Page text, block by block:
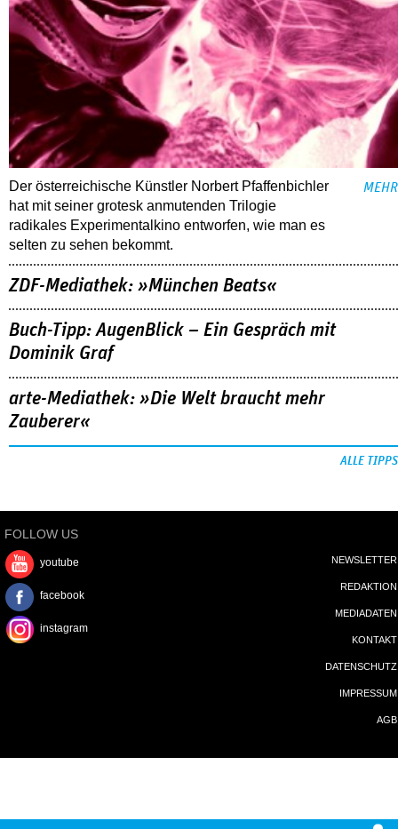
Der österreichische Künstler Norbert Pfaffenbichler
hat mit seiner grotesk anmutenden Trilogie
radikales Experimentalkino entworfen, wie man es
selten zu sehen bekommt.
MEHR
ZDF-Mediathek: »München Beats«
Buch-Tipp: AugenBlick – Ein Gespräch mit
Dominik Graf
arte-Mediathek: »Die Welt braucht mehr
Zauberer«
ALLE TIPPS
FOLLOW US
youtube
facebook
instagram
NEWSLETTER
REDAKTION
MEDIADATEN
KONTAKT
DATENSCHUTZ
IMPRESSUM
AGB